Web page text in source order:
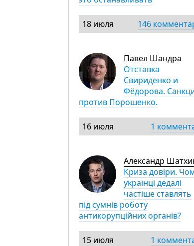
18 июля 146
Павел Шандра
Отставка
Свириденко и
Фёдорова.
против Порошенко.
16 июля 1
Александр
Криза довіри.
українці дедалі
частіше ставлять
під сумнів роботу
антикорупційних органів?
15 июля 1